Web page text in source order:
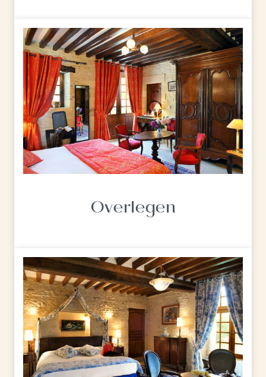
Overlegen